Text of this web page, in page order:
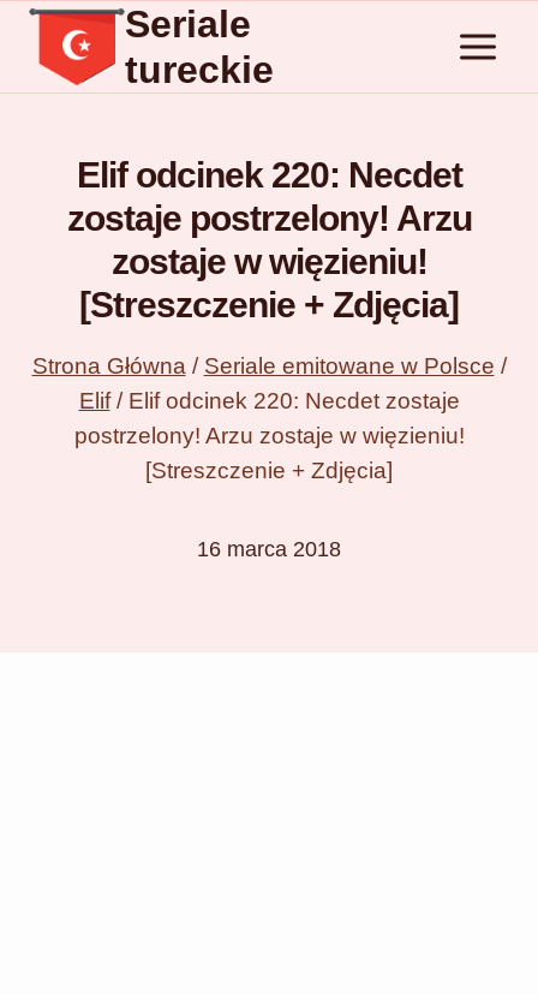
Przejdź
treści
Seriale
tureckie
Elif odcinek 220: Necdet
zostaje postrzelony! Arzu
zostaje w więzieniu!
[Streszczenie + Zdjęcia]
Strona Główna / Seriale emitowane w Polsce /
Elif / Elif odcinek 220: Necdet zostaje
postrzelony! Arzu zostaje w więzieniu!
[Streszczenie + Zdjęcia]
16 marca 2018